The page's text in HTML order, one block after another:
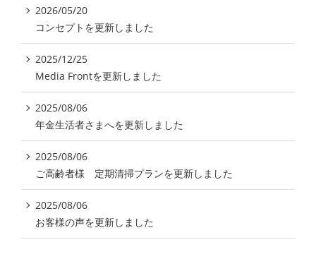
2026/05/20
コンセプトを更新しました
2025/12/25
Media Frontを更新しました
2025/08/06
年金生活者さまへを更新しました
2025/08/06
ご高齢者様 定期清掃プランを更新しました
2025/08/06
お客様の声を更新しました